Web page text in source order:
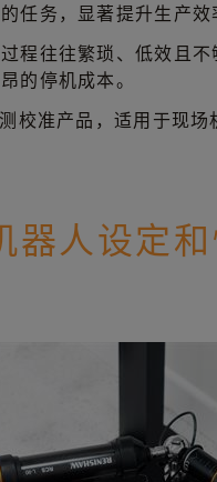
任务，显著提升生产效
程往往繁琐、低效且
的停机成本。
校准产品，适用于现
人设定